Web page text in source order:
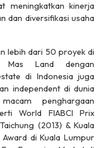
meningkatkan kinerja
dan diversifikasi usaha
lebih dari 50 proyek di
Mas Land dengan
di Indonesia juga
independent di dunia
penghargaan
World FIABCI Prix
(2013) & Kuala
di Kuala Lumpur